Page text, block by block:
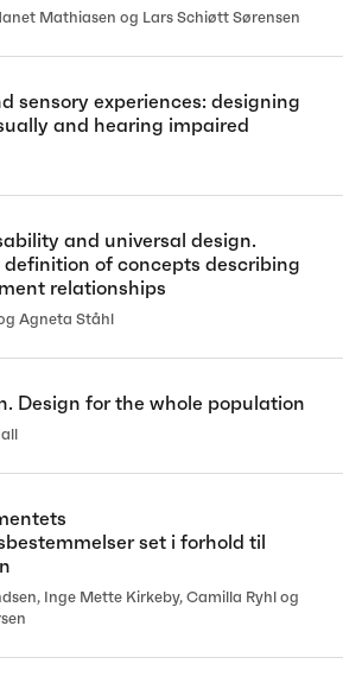
Mathiasen og Lars Schiøtt Sørensen
sensory experiences: designing
and hearing impaired
and universal design.
definition of concepts describing
relationships
Agneta Ståhl
Design for the whole population
set i forhold til
Inge Mette Kirkeby, Camilla Ryhl og